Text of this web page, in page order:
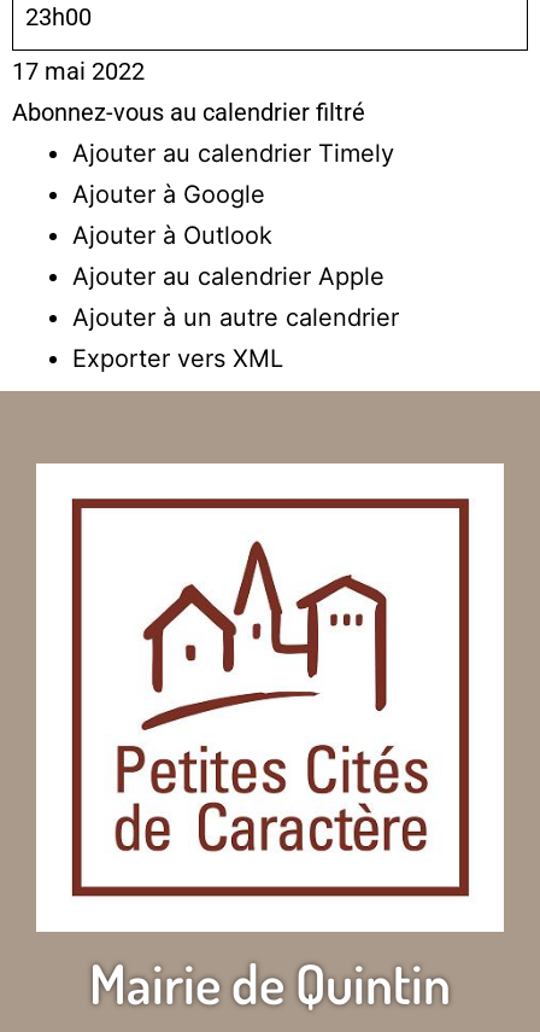
23h00
17 mai 2022
Abonnez-vous au calendrier filtré
Ajouter au calendrier Timely
Ajouter à Google
Ajouter à Outlook
Ajouter au calendrier Apple
Ajouter à un autre calendrier
Exporter vers XML
Mairie de Quintin